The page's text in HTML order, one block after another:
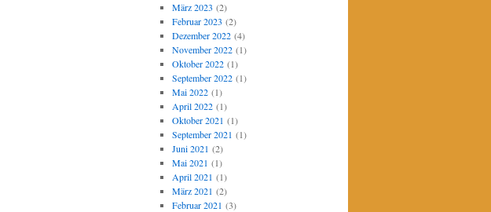
März 2023 (2)
Februar 2023 (2)
Dezember 2022(4)
November 2022(1)
Oktober 2022(1)
September 2022(1)
Mai 2022(1)
April 2022(1)
Oktober 2021 (1)
September 2021 (1)
Juni 2021 (2)
Mai 2021 (1)
April 2021 (1)
März 2021 (2)
Februar 2021 (3)